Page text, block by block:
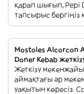
қарап шығып, Pepi
тапсырыс бергіңіз
Mostoles Alcorcon
Doner Kebab
Жеткізу
аймақтағы әр
уақытын көресіз.